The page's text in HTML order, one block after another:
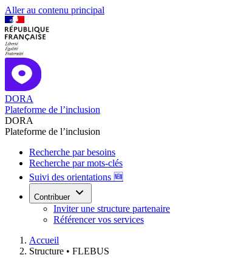
Aller au contenu principal
DORA
Plateforme de l’inclusion
DORA
Plateforme de l’inclusion
Recherche par besoins
Recherche par mots-clés
Suivi des orientations 🆕
Contribuer
Inviter une structure partenaire
Référencer vos services
Accueil
Structure • FLEBUS